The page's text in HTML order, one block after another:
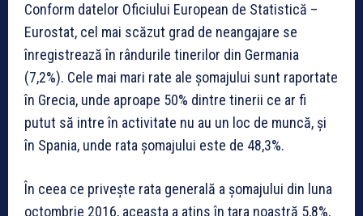
Conform datelor Oficiului European de Statistică –
Eurostat, cel mai scăzut grad de neangajare se
înregistrează în rândurile tinerilor din Germania
(7,2%). Cele mai mari rate ale şomajului sunt raportate
în Grecia, unde aproape 50% dintre tinerii ce ar fi
putut să intre în activitate nu au un loc de muncă, şi
în Spania, unde rata şomajului este de 48,3%.
În ceea ce priveşte rata generală a şomajului din luna
octombrie 2016, aceasta a atins în ţara noastră 5,8%,